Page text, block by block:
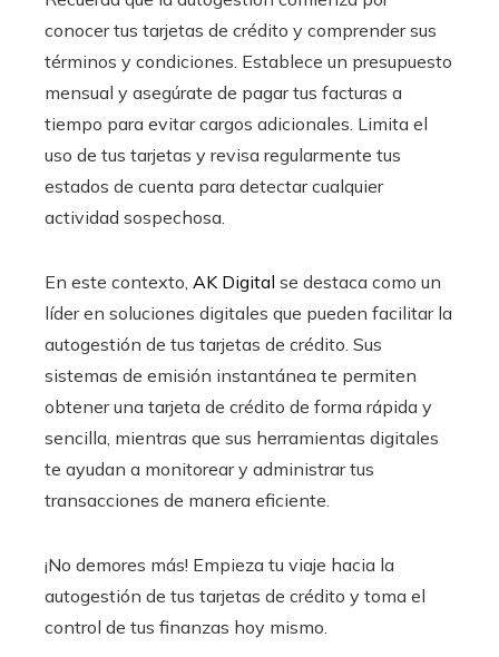
conocer tus tarjetas de crédito y comprender sus
términos y condiciones. Establece un presupuesto
mensual y asegúrate de pagar tus facturas a
tiempo para evitar cargos adicionales. Limita el
uso de tus tarjetas y revisa regularmente tus
estados de cuenta para detectar cualquier
actividad sospechosa.
En este contexto, AK Digital se destaca como un
líder en soluciones digitales que pueden facilitar la
autogestión de tus tarjetas de crédito. Sus
sistemas de emisión instantánea te permiten
obtener una tarjeta de crédito de forma rápida y
sencilla, mientras que sus herramientas digitales
te ayudan a monitorear y administrar tus
transacciones de manera eficiente.
¡No demores más! Empieza tu viaje hacia la
autogestión de tus tarjetas de crédito y toma el
control de tus finanzas hoy mismo.